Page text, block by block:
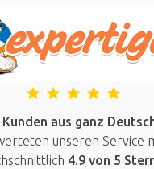
Kunden aus ganz
unseren Service
4.9von 5